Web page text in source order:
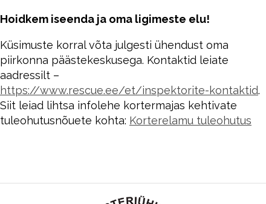
Hoidkem iseenda ja oma ligimeste elu!
Küsimuste korral võta julgesti ühendust oma
piirkonna päästekeskusega. Kontaktid leiate
aadressilt –
https://www.rescue.ee/et/inspektorite-kontaktid.
Siit leiad lihtsa infolehe kortermajas kehtivate
tuleohutusnõuete kohta: Korterelamu tuleohutus